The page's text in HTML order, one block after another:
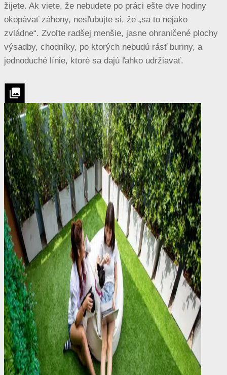
žijete. Ak viete, že nebudete po práci ešte dve hodiny
okopávať záhony, nesľubujte si, že „sa to nejako
zvládne“. Zvoľte radšej menšie, jasne ohraničené plochy
výsadby, chodníky, po ktorých nebudú rásť buriny, a
jednoduché línie, ktoré sa dajú ľahko udržiavať.